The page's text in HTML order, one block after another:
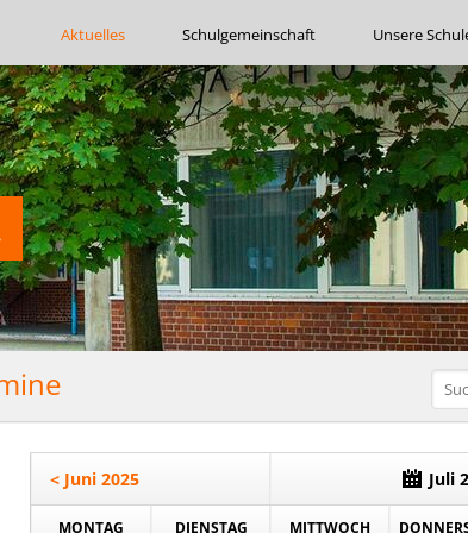
überspringen
Aktuelles Schulgemeinschaft Unsere
< Juni 2025 Juli
MONTAG DIENSTAG MITTWOCH